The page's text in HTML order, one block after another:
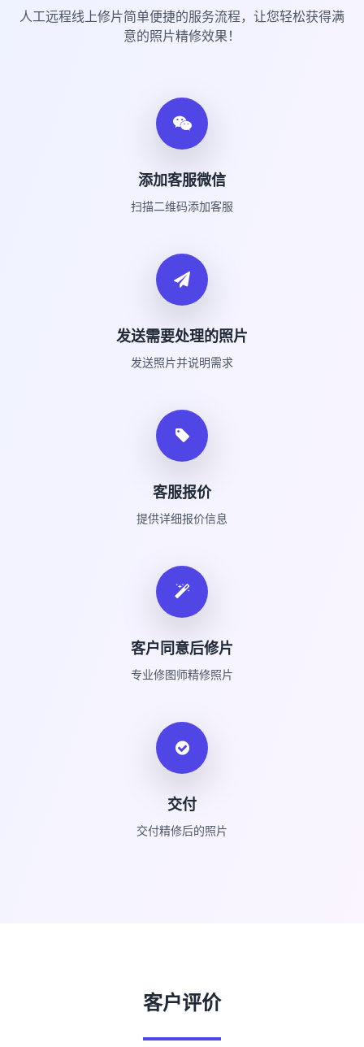
人工远程线上修片简单便捷的服务流程，让您轻松获得满
意的照片精修效果！
添加客服微信
扫描二维码添加客服
发送需要处理的照片
发送照片并说明需求
客服报价
提供详细报价信息
客户同意后修片
专业修图师精修照片
交付
交付精修后的照片
客户评价